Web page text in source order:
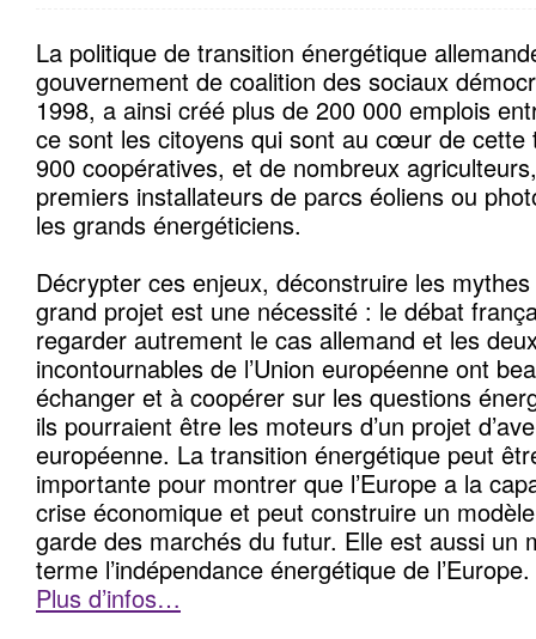
La politique de transition énergétique
gouvernement de coalition des sociaux
1998, a ainsi créé plus de 200 000 emplois
ce sont les citoyens qui sont au cœur de cette
900 coopératives, et de nombreux
premiers installateurs de parcs éoliens ou
les grands énergéticiens.
Décrypter ces enjeux, déconstruire les
grand projet est une nécessité : le débat
regarder autrement le cas allemand et les
incontournables de l’Union européenne ont
échanger et à coopérer sur les questions
ils pourraient être les moteurs d’un projet
européenne. La transition énergétique peut
importante pour montrer que l’Europe a la
crise économique et peut construire un
garde des marchés du futur. Elle est aussi un
terme l’indépendance énergétique de l’Europe.
Plus d’infos…